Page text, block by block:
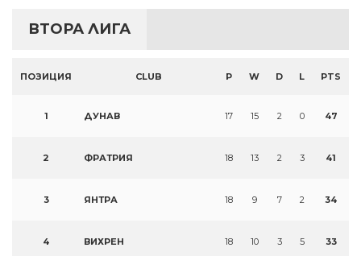
ВТОРА ЛИГА
ПОЗИЦИЯ CLUB P W D L PTS
1 ДУНАВ 17 15 2 0 47
2 ФРАТРИЯ 18 13 2 3 41
3 ЯНТРА 18 9 7 2 34
4 ВИХРЕН 18 10 3 5 33